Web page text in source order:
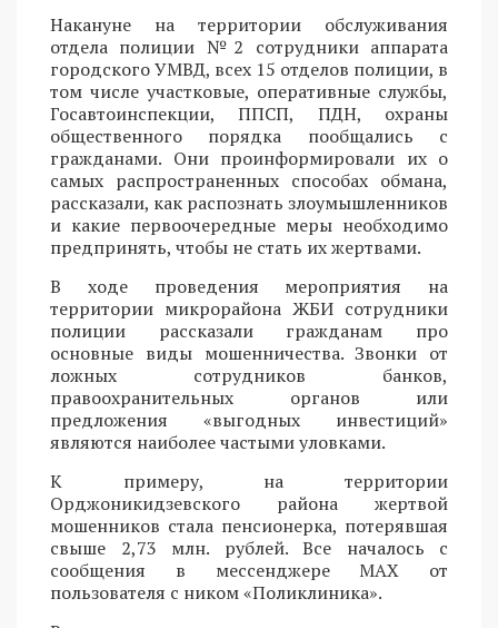
Накануне на территории обслуживания
отдела полиции №2 сотрудники аппарата
городского УМВД, всех 15 отделов полиции, в
том числе участковые, оперативные службы,
Госавтоинспекции, ППСП, ПДН, охраны
общественного порядка пообщались с
гражданами. Они проинформировали их о
самых распространенных способах обмана,
рассказали, как распознать злоумышленников
и какие первоочередные меры необходимо
предпринять, чтобы не стать их жертвами.
В ходе проведения мероприятия на
территории микрорайона ЖБИ сотрудники
полиции рассказали гражданам про
основные виды мошенничества. Звонки от
ложных сотрудников банков,
правоохранительных органов или
предложения «выгодных инвестиций»
являются наиболее частыми уловками.
К примеру, на территории
Орджоникидзевского района жертвой
мошенников стала пенсионерка, потерявшая
свыше 2,73 млн. рублей. Все началось с
сообщения в мессенджере MAX от
пользователя с ником «Поликлиника».